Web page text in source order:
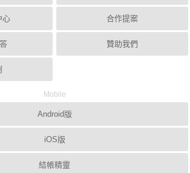
心 合作提案
贊助我們
Mobile
Android版
iOS版
結帳精靈